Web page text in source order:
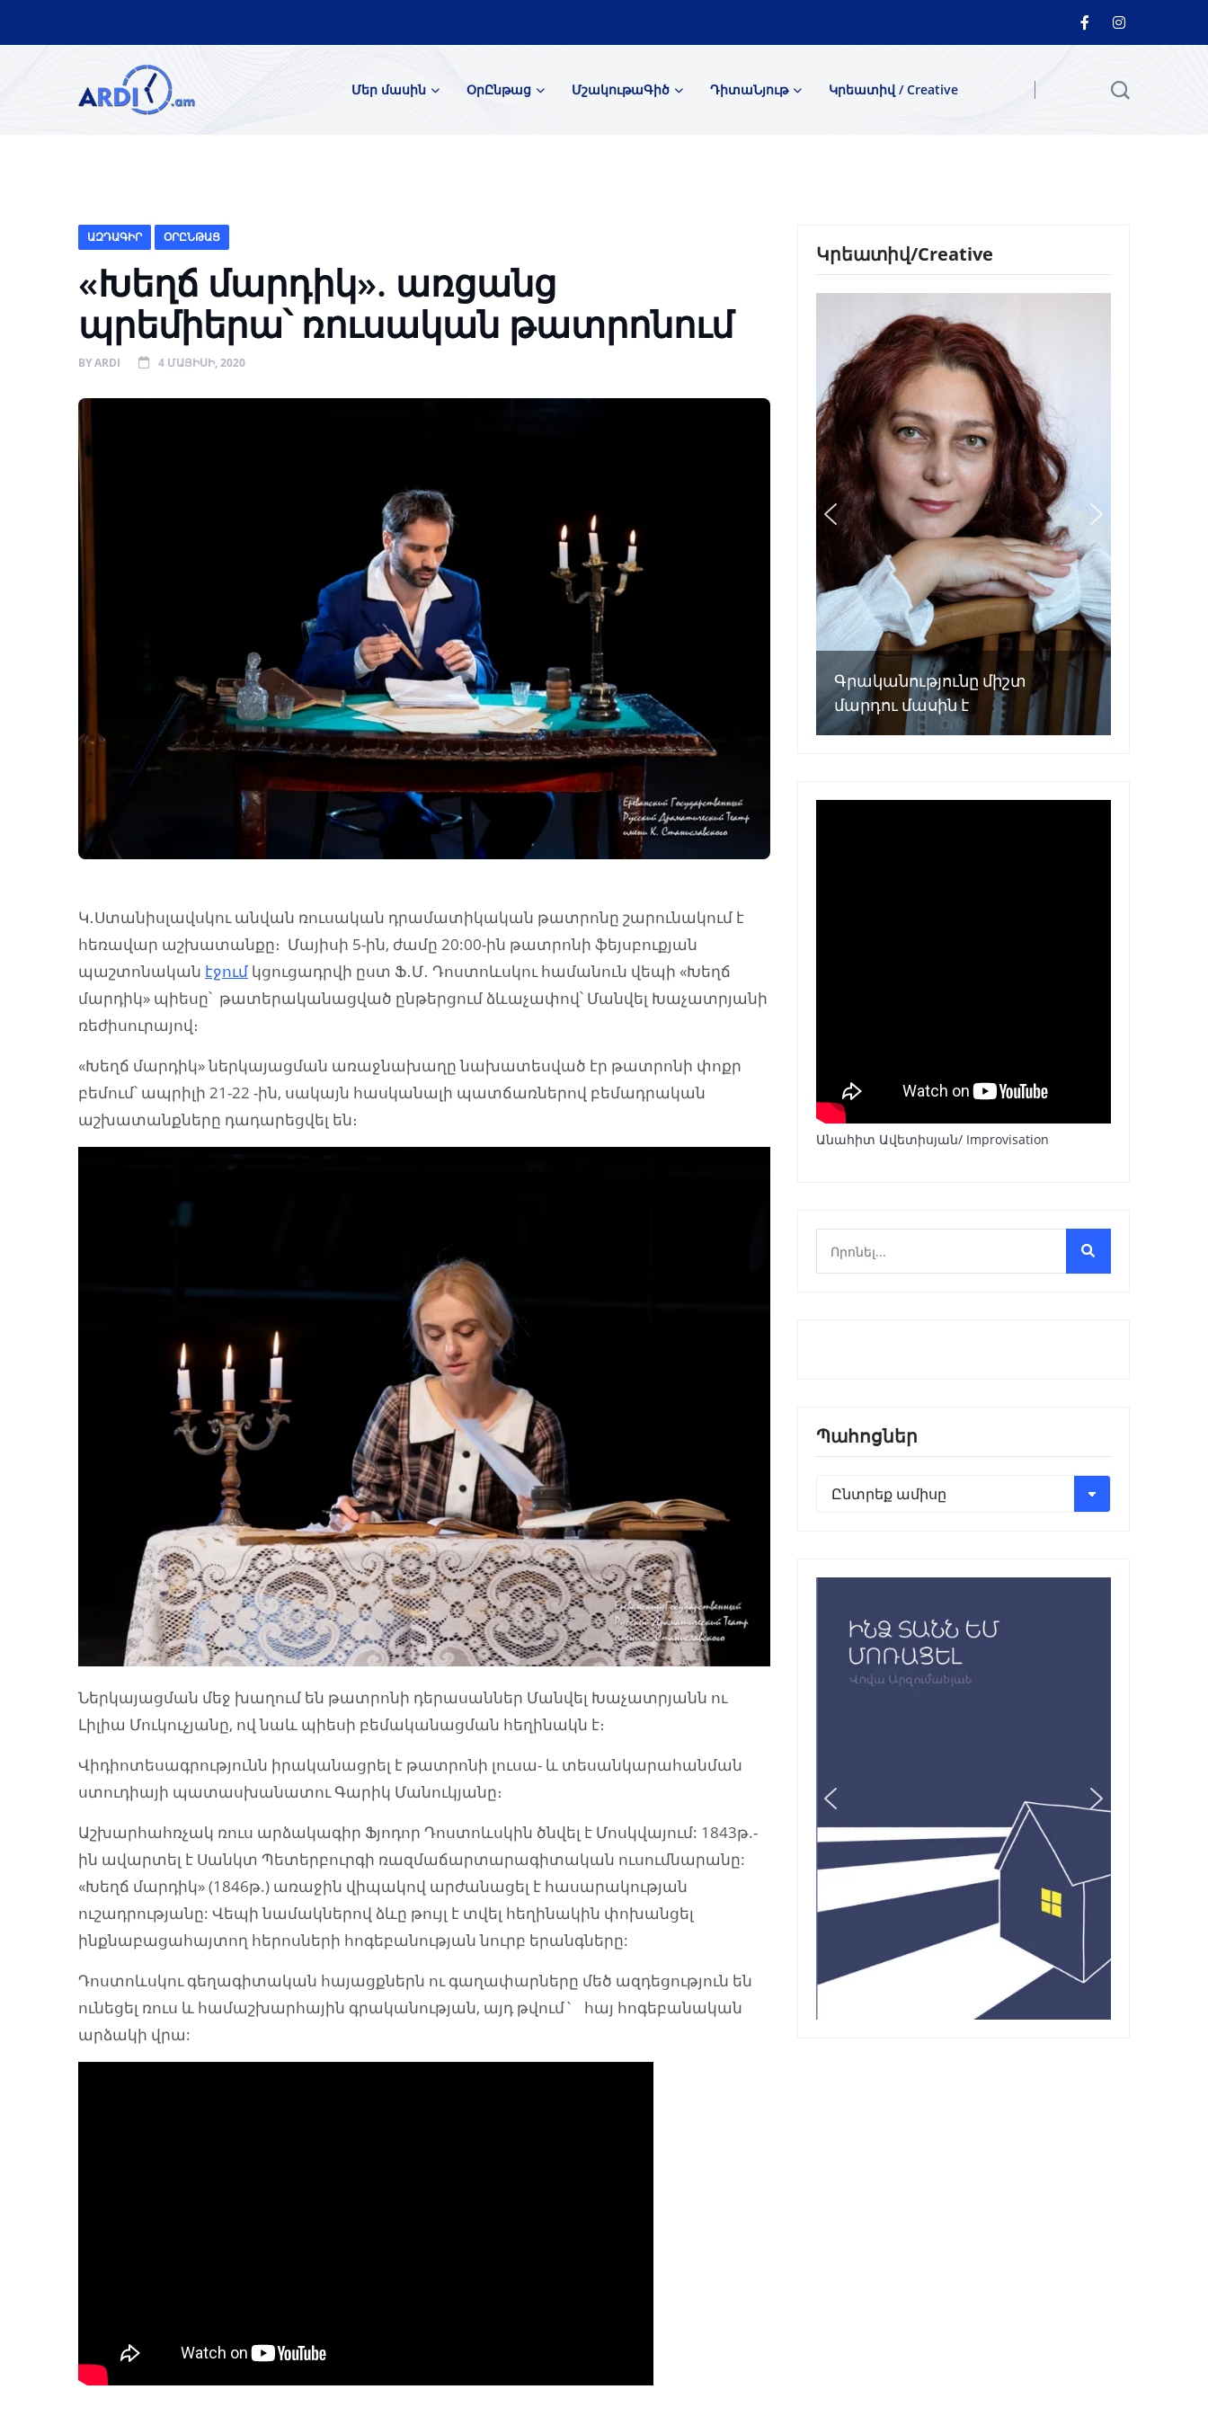
Մեր մասին ՕրԸնթաց ՄշակութաԳիծ ԴիտաՆյութ Կրեատիվ / Creative
ԱԶԴԱԳԻՐ ՕՐԸՆԹԱՑ
«Խեղճ մարդիկ». առցանց
պրեմիերա՝ ռուսական թատրոնում
BYARDI 4 ՄԱՅԻՍԻ, 2020
Կ․Ստանիսլավսկու անվան ռուսական դրամատիկական թատրոնը շարունակում է
հեռավար աշխատանքը։ Մայիսի 5-ին, ժամը 20:00-ին թատրոնի ֆեյսբուքյան
պաշտոնական էջում կցուցադրվի ըստ Ֆ․Մ․ Դոստոևսկու համանուն վեպի «Խեղճ
մարդիկ» պիեսը՝ թատերականացված ընթերցում ձևաչափով՝ Մանվել Խաչատրյանի
ռեժիսուրայով։
«Խեղճ մարդիկ» ներկայացման առաջնախաղը նախատեսված էր թատրոնի փոքր
բեմում՝ ապրիլի 21-22 -ին, սակայն հասկանալի պատճառներով բեմադրական
աշխատանքները դադարեցվել են։
Ներկայացման մեջ խաղում են թատրոնի դերասաններ Մանվել Խաչատրյանն ու
Լիլիա Մուկուչյանը, ով նաև պիեսի բեմականացման հեղինակն է։
Վիդիոտեսագրությունն իրականացրել է թատրոնի լուսա- և տեսանկարահանման
ստուդիայի պատասխանատու Գարիկ Մանուկյանը։
Աշխարհահռչակ ռուս արձակագիր Ֆյոդոր Դոստոևսկին ծնվել է Մոսկվայում: 1843թ.-
ին ավարտել է Սանկտ Պետերբուրգի ռազմաճարտարագիտական ուսումնարանը:
«Խեղճ մարդիկ» (1846թ.) առաջին վիպակով արժանացել է հասարակության
ուշադրությանը: Վեպի նամակներով ձևը թույլ է տվել հեղինակին փոխանցել
ինքնաբացահայտող հերոսների հոգեբանության նուրբ երանգները:
Դոստոևսկու գեղագիտական հայացքներն ու գաղափարները մեծ ազդեցություն են
ունեցել ռուս և համաշխարհային գրականության, այդ թվում` հայ հոգեբանական
արձակի վրա:
Կրեատիվ/Creative
Գրականությունը միշտ
մարդու մասին է
Անահիտ Ավետիսյան/ Improvisation
Պահոցներ